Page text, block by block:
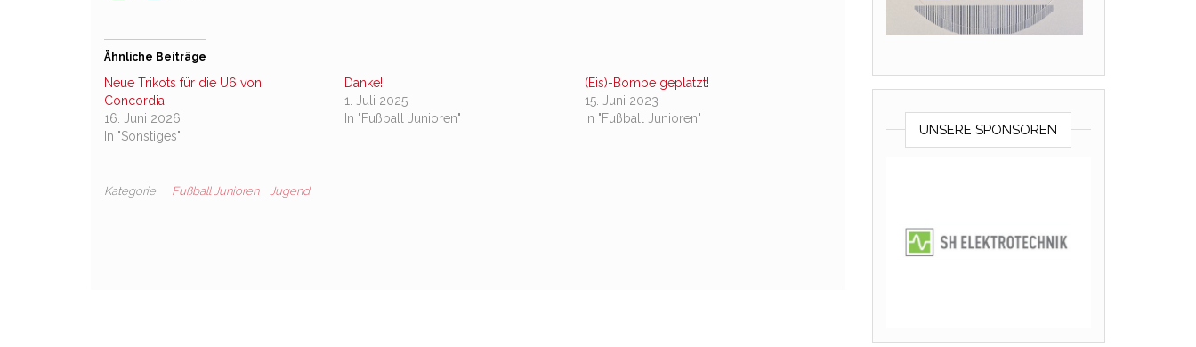
Ähnliche Beiträge
Neue Trikots für die U6 von
Concordia
16. Juni 2026
In "Sonstiges"
Danke!
1. Juli 2025
In "Fußball Junioren"
(Eis)-Bombe geplatzt!
15. Juni 2023
In "Fußball Junioren"
Kategorie Fußball Junioren Jugend
UNSERE SPONSOREN